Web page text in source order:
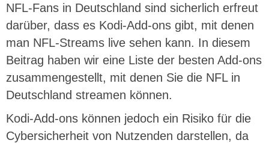
NFL-Fans in Deutschland sind sicherlich erfreut
darüber, dass es Kodi-Add-ons gibt, mit denen
man NFL-Streams live sehen kann. In diesem
Beitrag haben wir eine Liste der besten Add-ons
zusammengestellt, mit denen Sie die NFL in
Deutschland streamen können.
Kodi-Add-ons können jedoch ein Risiko für die
Cybersicherheit von Nutzenden darstellen, da